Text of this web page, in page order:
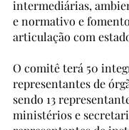
intermediárias,
e normativo e
articulação com
O comitê terá 50
representantes de
sendo 13
ministérios e